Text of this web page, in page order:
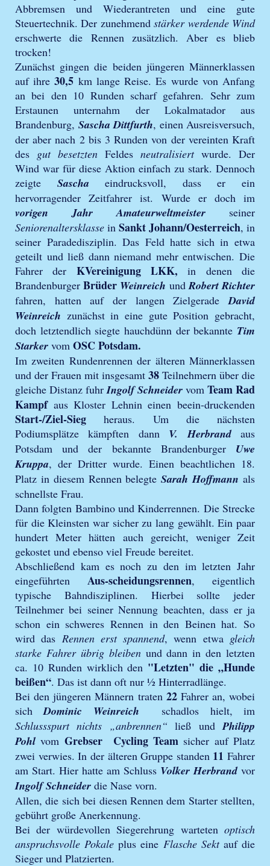
Abbremsen und Wiederantreten und eine gute
Steuertechnik. Der zunehmendstärker werdende Wind
erschwerte die Rennen zusätzlich. Aber es blieb
trocken!
Zunächst gingen die beiden jüngeren Männerklassen
auf ihre30,5 km lange Reise. Es wurde von Anfang
an bei den 10 Runden scharf gefahren. Sehr zum
Erstaunen unternahm der Lokalmatador aus
Brandenburg, Sascha Dittfurth, einen Ausreisversuch,
der aber nach 2 bis 3 Runden von der vereinten Kraft
des gut besetzten Feldes neutralisiertwurde. Der
Wind war für diese Aktion einfach zu stark. Dennoch
zeigte Sascha eindrucksvoll, dass er ein
hervorragender Zeitfahrer ist. Wurde er doch im
vorigen Jahr Amateurweltmeister seiner
Seniorenaltersklasse in Sankt Johann/Oesterreich, in
seiner Paradedisziplin. Das Feld hatte sich in etwa
geteilt und ließ dann niemand mehr entwischen. Die
Fahrer der KVereinigung LKK, in denen die
BrandenburgerBrüder Weinreich undRobert Richter
fahren, hatten auf der langen ZielgeradeDavid
Weinreich zunächst in eine gute Position gebracht,
doch letztendlich siegte hauchdünn der bekannte Tim
Starker vom OSC Potsdam.
Im zweiten Rundenrennen der älteren Männerklassen
und der Frauen mit insgesamt 38 Teilnehmern über die
gleiche Distanz fuhrIngolf Schneider vom Team Rad
Kampfaus Kloster Lehnin einen beein-druckenden
Start-/Ziel-Sieg heraus. Um die nächsten
Podiumsplätze kämpften dann V. Herbrandaus
Potsdam und der bekannte Brandenburger Uwe
Kruppa, der Dritter wurde. Einen beachtlichen 18.
Platz in diesem Rennen belegteSarah Hoffmann als
schnellste Frau.
Dann folgten Bambino und Kinderrennen. Die Strecke
für die Kleinsten war sicher zu lang gewählt. Ein paar
hundert Meter hätten auch gereicht, weniger Zeit
gekostet und ebenso viel Freude bereitet.
Abschließend kam es noch zu den im letzten Jahr
eingeführten Aus-scheidungsrennen, eigentlich
typische Bahndisziplinen. Hierbei sollte jeder
Teilnehmer bei seiner Nennung beachten, dass er ja
schon ein schweres Rennen in den Beinen hat. So
wird das Rennen erst spannend, wenn etwa gleich
starke Fahrer übrig bleibenund dann in den letzten
ca. 10 Runden wirklich den "Letzten" die „Hunde
beißen“. Das ist dann oft nur ½ Hinterradlänge.
Bei den jüngeren Männern traten 22Fahrer an, wobei
sichDominic Weinreich schadlos hielt, im
Schlussspurt nichts „anbrennen“ ließ undPhilipp
Pohl vom Grebser Cycling Teamsicher auf Platz
zwei verwies. In der älteren Gruppe standen 11 Fahrer
am Start. Hier hatte am Schluss Volker Herbrandvor
Ingolf Schneider die Nase vorn.
Allen, die sich bei diesen Rennen dem Starter stellten,
gebührt große Anerkennung.
Bei der würdevollen Siegerehrung warteten optisch
anspruchsvolle Pokale plus eine Flasche Sektauf die
Sieger und Platzierten.